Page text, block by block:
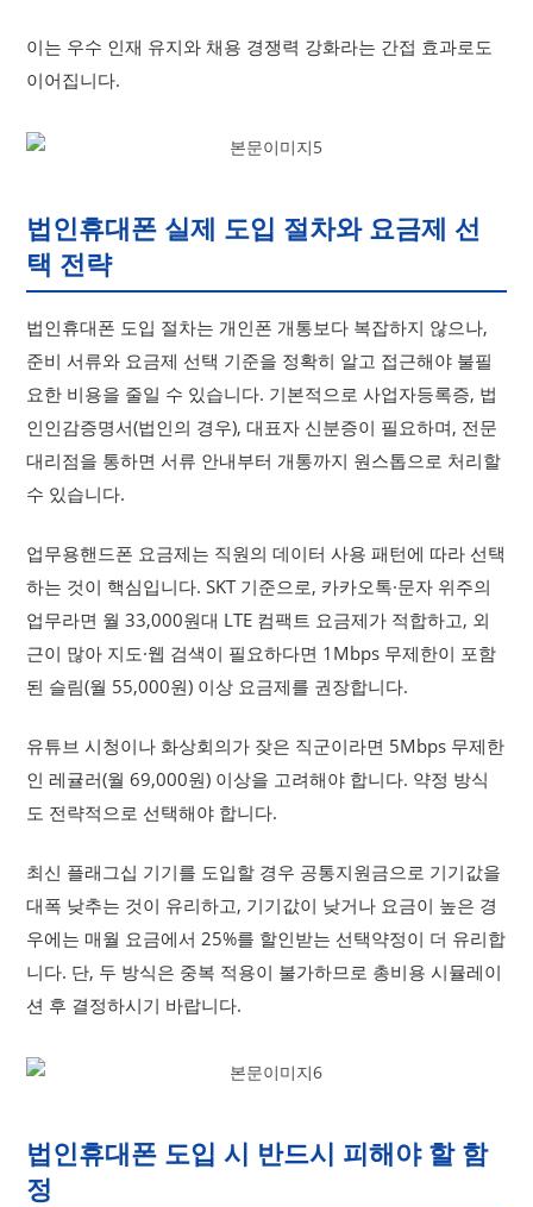
이는 우수 인재 유지와 채용 경쟁력 강화라는 간접 효과로도
이어집니다.
법인휴대폰 실제 도입 절차와 요금제 선
택 전략
법인휴대폰 도입 절차는 개인폰 개통보다 복잡하지 않으나,
준비 서류와 요금제 선택 기준을 정확히 알고 접근해야 불필
요한 비용을 줄일 수 있습니다. 기본적으로 사업자등록증, 법
인인감증명서(법인의 경우), 대표자 신분증이 필요하며, 전문
대리점을 통하면 서류 안내부터 개통까지 원스톱으로 처리할
수 있습니다.
업무용핸드폰 요금제는 직원의 데이터 사용 패턴에 따라 선택
하는 것이 핵심입니다. SKT 기준으로, 카카오톡·문자 위주의
업무라면 월 33,000원대 LTE 컴팩트 요금제가 적합하고, 외
근이 많아 지도·웹 검색이 필요하다면 1Mbps 무제한이 포함
된 슬림(월 55,000원) 이상 요금제를 권장합니다.
유튜브 시청이나 화상회의가 잦은 직군이라면 5Mbps 무제한
인 레귤러(월 69,000원) 이상을 고려해야 합니다. 약정 방식
도 전략적으로 선택해야 합니다.
최신 플래그십 기기를 도입할 경우 공통지원금으로 기기값을
대폭 낮추는 것이 유리하고, 기기값이 낮거나 요금이 높은 경
우에는 매월 요금에서 25%를 할인받는 선택약정이 더 유리합
니다. 단, 두 방식은 중복 적용이 불가하므로 총비용 시뮬레이
션 후 결정하시기 바랍니다.
법인휴대폰 도입 시 반드시 피해야 할 함
정